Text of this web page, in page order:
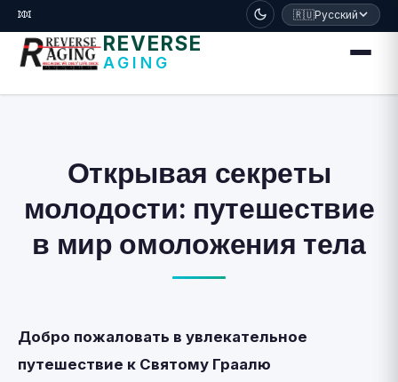
דלג לתוכן הראשי
🧬 🇷🇺Русский
REVERSE
AGING
Открывая секреты
молодости: путешествие
в мир омоложения тела
Добро пожаловать в увлекательное
путешествие к Святому Граалю